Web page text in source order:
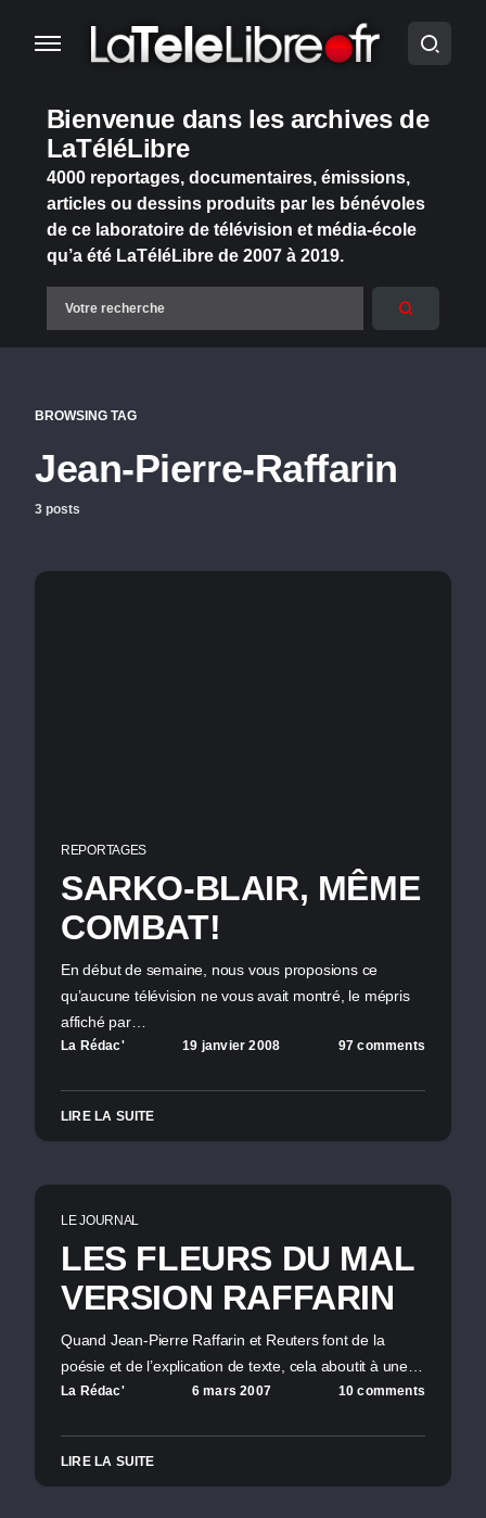
Bienvenue dans les archives de
LaTéléLibre
4000 reportages, documentaires, émissions,
articles ou dessins produits par les bénévoles
de ce laboratoire de télévision et média-école
qu’a été LaTéléLibre de 2007 à 2019.
BROWSING TAG
Jean-Pierre-Raffarin
3 posts
REPORTAGES
SARKO-BLAIR, MÊME
COMBAT!
En début de semaine, nous vous proposions ce
qu’aucune télévision ne vous avait montré, le mépris
affiché par…
La Rédac' 19 janvier 2008 97 comments
LIRE LA SUITE
LE JOURNAL
LES FLEURS DU MAL
VERSION RAFFARIN
Quand Jean-Pierre Raffarin et Reuters font de la
poésie et de l’explication de texte, cela aboutit à une…
La Rédac' 6 mars 2007 10 comments
LIRE LA SUITE